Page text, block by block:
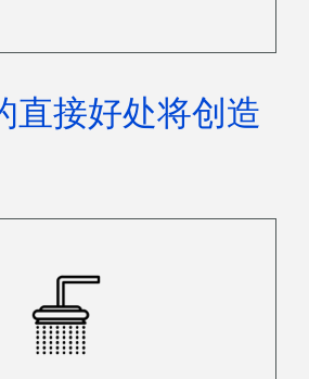
直接好处将创造
里轻松存放物品，使用淋
或浴室设施梳洗。